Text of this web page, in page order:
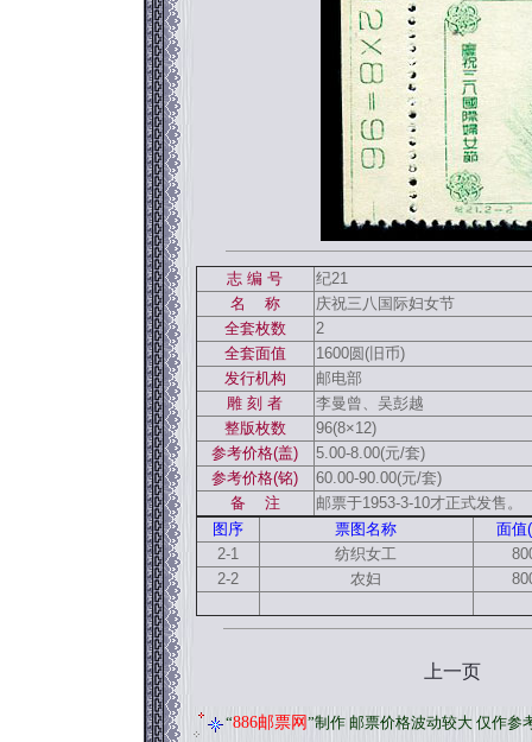
志 编 号
纪21
名 称
庆祝三八国际妇女节
全套枚数
2
全套面值
1600圆(旧币)
发行机构
邮电部
雕 刻 者
李曼曾、吴彭越
整版枚数
96(8×12)
参考价格(盖)
5.00-8.00(元/套)
参考价格(铭)
60.00-90.00(元/套)
备 注
邮票于1953-3-10才正式发售。
图序
票图名称
面值
2-1
纺织女工
2-2
农妇
上一页
“886邮票网 ”制作 邮票价格波动较大 仅作参